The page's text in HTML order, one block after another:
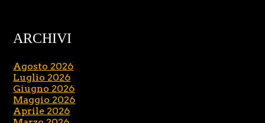
ARCHIVI
Agosto 2026
Luglio 2026
Giugno 2026
Maggio 2026
Aprile 2026